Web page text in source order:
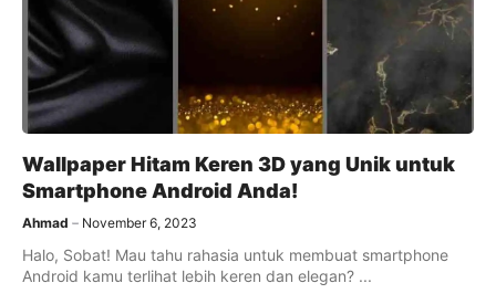
Wallpaper Hitam Keren 3D yang Unik untuk
Smartphone Android Anda!
Ahmad November 6, 2023
Halo, Sobat! Mau tahu rahasia untuk membuat smartphone
Android kamu terlihat lebih keren dan elegan? ...